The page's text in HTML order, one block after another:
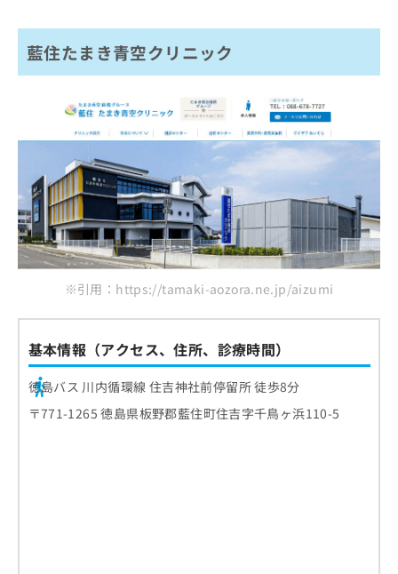
藍住たまき青空クリニック
※引用：https://tamaki-aozora.ne.jp/aizumi
基本情報（アクセス、住所、診療時間）
徳島バス 川内循環線 住吉神社前停留所 徒歩8分
〒771-1265 徳島県板野郡藍住町住吉字千鳥ヶ浜110-5